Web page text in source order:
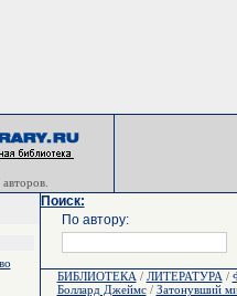
авторов.
Поиск:
По автору:
БИБЛИОТЕКА / ЛИТЕРАТУРА /
Боллард Джеймс/ Затонувший